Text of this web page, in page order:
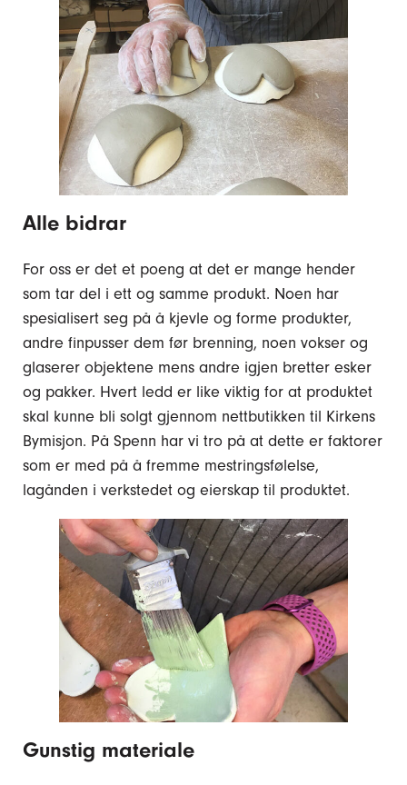
Alle bidrar
For oss er det et poeng at det er mange hender
som tar del i ett og samme produkt. Noen har
spesialisert seg på å kjevle og forme produkter,
andre finpusser dem før brenning, noen vokser og
glaserer objektene mens andre igjen bretter esker
og pakker. Hvert ledd er like viktig for at produktet
skal kunne bli solgt gjennom nettbutikken til Kirkens
Bymisjon. På Spenn har vi tro på at dette er faktorer
som er med på å fremme mestringsfølelse,
lagånden i verkstedet og eierskap til produktet.
Gunstig materiale